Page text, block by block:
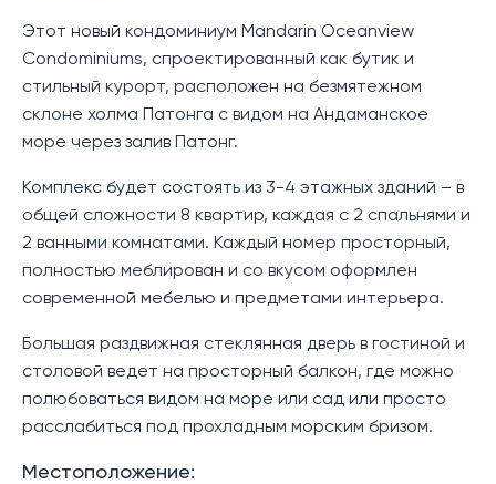
Этот новый кондоминиум Mandarin Oceanview
Condominiums, спроектированный как бутик и
стильный курорт, расположен на безмятежном
склоне холма Патонга с видом на Андаманское
море через залив Патонг.
Комплекс будет состоять из 3-4 этажных зданий – в
общей сложности 8 квартир, каждая с 2 спальнями и
2 ванными комнатами. Каждый номер просторный,
полностью меблирован и со вкусом оформлен
современной мебелью и предметами интерьера.
Большая раздвижная стеклянная дверь в гостиной и
столовой ведет на просторный балкон, где можно
полюбоваться видом на море или сад или просто
расслабиться под прохладным морским бризом.
Местоположение: